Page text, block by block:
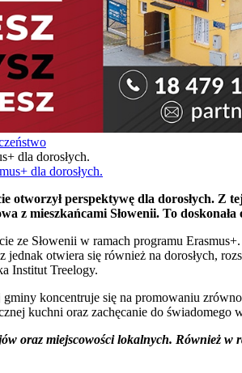
dla dorosłych.
otworzył perspektywę dla dorosłych.
z mieszkańcami Słowenii. To
Słowenii w ramach programu
jednak otwiera się również na dorosłych,
Institut Treelogy.
koncentruje się na promowaniu
kuchni oraz zachęcanie do świadomego
oraz miejscowości lokalnych. Również